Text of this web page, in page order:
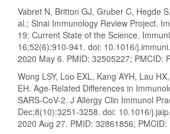
Vabret N, Britton GJ, Gruber C, Hegde
al.; Sinai Immunology Review Project.
19: Current State of the Science.
16;52(6):910-941. doi: 10.1016/
2020 May 6. PMID: 32505227; PMCID:
Wong LSY, Loo EXL, Kang AYH, Lau
EH. Age-Related Differences in
SARS-CoV-2. J Allergy Clin Immunol
Dec;8(10):3251-3258. doi: 10.1016/
2020 Aug 27. PMID: 32861856; PMCID: